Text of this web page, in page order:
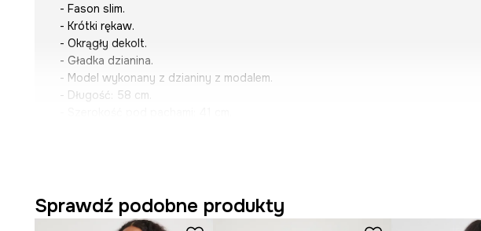
- Fason slim.
- Krótki rękaw.
- Okrągły dekolt.
- Gładka dzianina.
- Model wykonany z dzianiny z modalem.
- Długość: 58 cm.
Sprawdź podobne produkty